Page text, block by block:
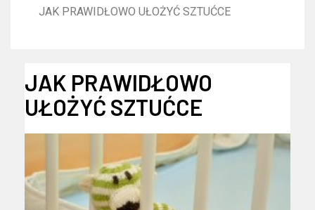
JAK PRAWIDŁOWO UŁOŻYĆ SZTUĆCE
JAK PRAWIDŁOWO
UŁOŻYĆ SZTUĆCE